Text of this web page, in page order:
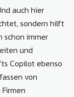
auch hier
sondern hilft
schon immer
und
Copilot ebenso
von